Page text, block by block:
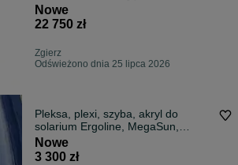
Nowe
22 750 zł
Zgierz
Odświeżono dnia 25 lipca 2026
Pleksa, plexi, szyba, akryl do
solarium Ergoline, MegaSun,
Soltron, Luxura
Nowe
3 300 zł